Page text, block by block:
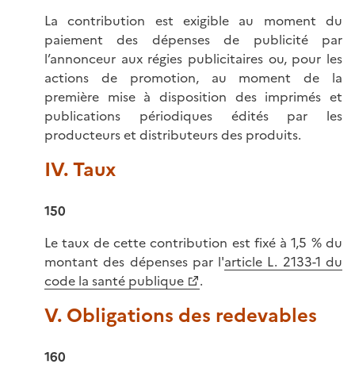
La contribution est exigible au moment du
paiement des dépenses de publicité par
l’annonceur aux régies publicitaires ou, pour les
actions de promotion, au moment de la
première mise à disposition des imprimés et
publications périodiques édités par les
producteurs et distributeurs des produits.
IV. Taux
150
Le taux de cette contribution est fixé à 1,5 % du
montant des dépenses par l'article L. 2133-1 du
code la santé publique
.
V. Obligations des redevables
160